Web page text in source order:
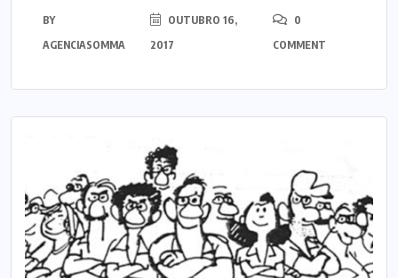
BY
AGENCIASOMMA
OUTUBRO 16,
2017
0
COMMENT